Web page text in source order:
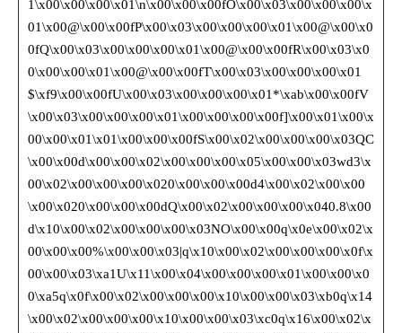
1\x00\x00\x00\x01\n\x00\x00\x00fO\x00\x03\x00\x00\x00\x
01\x00@\x00\x00fP\x00\x03\x00\x00\x00\x01\x00@\x00\x0
0fQ\x00\x03\x00\x00\x00\x01\x00@\x00\x00fR\x00\x03\x0
0\x00\x00\x01\x00@\x00\x00fT\x00\x03\x00\x00\x00\x01
$\xf9\x00\x00fU\x00\x03\x00\x00\x00\x01*\xab\x00\x00fV
\x00\x03\x00\x00\x00\x01\x00\x00\x00\x00f]\x00\x01\x00\x
00\x00\x01\x01\x00\x00\x00fS\x00\x02\x00\x00\x00\x03QC
\x00\x00d\x00\x00\x02\x00\x00\x00\x05\x00\x00\x03wd3\x
00\x02\x00\x00\x00\x020\x00\x00\x00d4\x00\x02\x00\x00
\x00\x020\x00\x00\x00dQ\x00\x02\x00\x00\x00\x040.8\x00
d\x10\x00\x02\x00\x00\x00\x03NO\x00\x00q\x0e\x00\x02\x
00\x00\x00%\x00\x00\x03|q\x10\x00\x02\x00\x00\x00\x0f\x
00\x00\x03\xa1U\x11\x00\x04\x00\x00\x00\x01\x00\x00\x0
0\xa5q\x0f\x00\x02\x00\x00\x00\x10\x00\x00\x03\xb0q\x14
\x00\x02\x00\x00\x00\x10\x00\x00\x03\xc0q\x16\x00\x02\x